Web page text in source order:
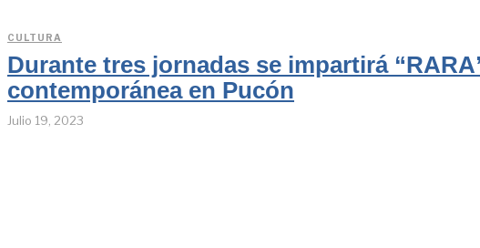
CULTURA
Durante tres jornadas se impartirá
contemporánea en Pucón
Julio 19, 2023